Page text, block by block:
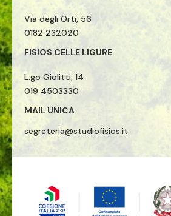
Via degli Orti, 56
0182 232020
FISIOS CELLE LIGURE
L.go Giolitti, 14
019 4503330
MAIL UNICA
segreteria@studiofisios.it